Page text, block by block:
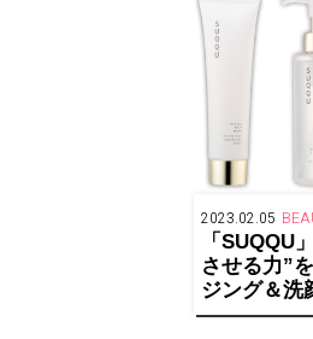
2023.02.05
「SUQQU
させる力”
ジング＆洗